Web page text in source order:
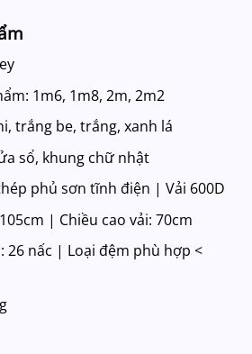
1m6, 1m8, 2m, 2m2
trắng be, trắng, xanh lá
sổ, khung chữ nhật
phủ sơn tĩnh điện | Vải 600D
| Chiều cao vải: 70cm
26 nấc | Loại đệm phù hợp <